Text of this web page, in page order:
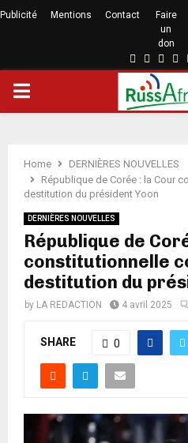
Publicité Mentions Contact
Faire
un
don
Home
DERNIÈRES NOUVELLES
République de Corée : la Cour
destitution du président Yoon
DERNIÈRES NOUVELLES
République de
constitutionnelle
destitution du
by LA REDACTION 4 avril 2025
SHARE 0